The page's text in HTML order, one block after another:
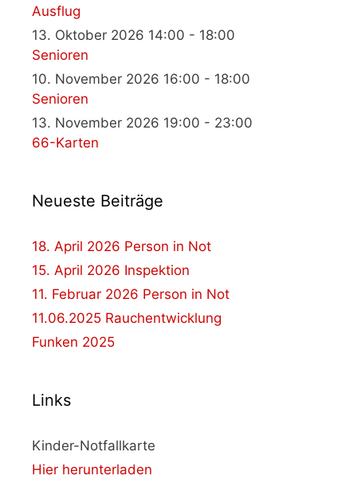
Ausflug
13. Oktober 2026 14:00 - 18:00
Senioren
10. November 2026 16:00 - 18:00
Senioren
13. November 2026 19:00 - 23:00
66-Karten
Neueste Beiträge
18. April 2026 Person in Not
15. April 2026 Inspektion
11. Februar 2026 Person in Not
11.06.2025 Rauchentwicklung
Funken 2025
Links
Kinder-Notfallkarte
Hier herunterladen